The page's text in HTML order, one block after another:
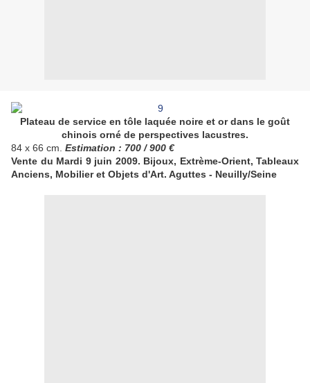
Plateau de service en tôle laquée noire et or dans le goût
chinois orné de perspectives lacustres.
84 x 66 cm. Estimation : 700 / 900 €
Vente du Mardi 9 juin 2009. Bijoux, Extrème-Orient, Tableaux
Anciens, Mobilier et Objets d'Art. Aguttes - Neuilly/Seine